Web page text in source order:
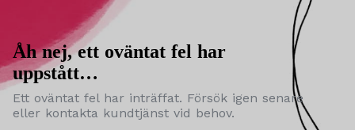
Åh nej, ett oväntat fel har
uppstått…
Ett oväntat fel har inträffat. Försök igen senare
eller kontakta kundtjänst vid behov.